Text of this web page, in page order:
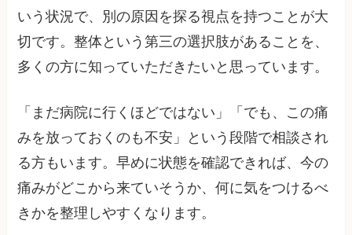
いう状況で、別の原因を探る視点を持つことが大
切です。整体という第三の選択肢があることを、
多くの方に知っていただきたいと思っています。
「まだ病院に行くほどではない」「でも、この痛
みを放っておくのも不安」という段階で相談され
る方もいます。早めに状態を確認できれば、今の
痛みがどこから来ていそうか、何に気をつけるべ
きかを整理しやすくなります。